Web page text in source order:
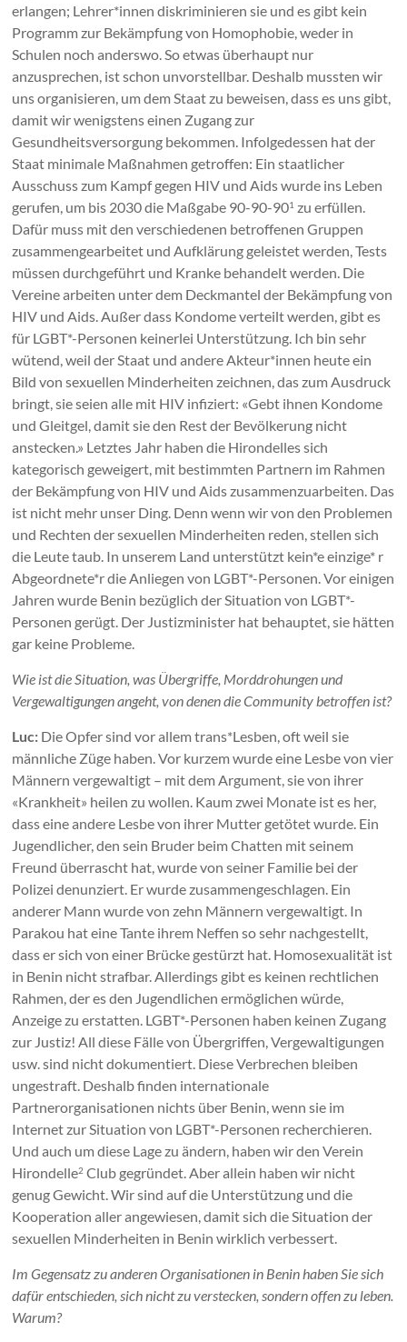
erlangen; Lehrer*innen diskriminieren sie und es gibt kein
Programm zur Bekämpfung von Homophobie, weder in
Schulen noch anderswo. So etwas überhaupt nur
anzusprechen, ist schon unvorstellbar. Deshalb mussten wir
uns organisieren, um dem Staat zu beweisen, dass es uns gibt,
damit wir wenigstens einen Zugang zur
Gesundheitsversorgung bekommen. Infolgedessen hat der
Staat minimale Maßnahmen getroffen: Ein staatlicher
Ausschuss zum Kampf gegen HIV und Aids wurde ins Leben
gerufen, um bis 2030 die Maßgabe 90-90-901 zu erfüllen.
Dafür muss mit den verschiedenen betroffenen Gruppen
zusammengearbeitet und Aufklärung geleistet werden, Tests
müssen durchgeführt und Kranke behandelt werden. Die
Vereine arbeiten unter dem Deckmantel der Bekämpfung von
HIV und Aids. Außer dass Kondome verteilt werden, gibt es
für LGBT*-Personen keinerlei Unterstützung. Ich bin sehr
wütend, weil der Staat und andere Akteur*innen heute ein
Bild von sexuellen Minderheiten zeichnen, das zum Ausdruck
bringt, sie seien alle mit HIV infiziert: «Gebt ihnen Kondome
und Gleitgel, damit sie den Rest der Bevölkerung nicht
anstecken.» Letztes Jahr haben die Hirondelles sich
kategorisch geweigert, mit bestimmten Partnern im Rahmen
der Bekämpfung von HIV und Aids zusammenzuarbeiten. Das
ist nicht mehr unser Ding. Denn wenn wir von den Problemen
und Rechten der sexuellen Minderheiten reden, stellen sich
die Leute taub. In unserem Land unterstützt kein*e einzige* r
Abgeordnete*r die Anliegen von LGBT*-Personen. Vor einigen
Jahren wurde Benin bezüglich der Situation von LGBT*-
Personen gerügt. Der Justizminister hat behauptet, sie hätten
gar keine Probleme.
Wie ist die Situation, was Übergriffe, Morddrohungen und
Vergewaltigungen angeht, von denen die Community betroffen ist?
Luc: Die Opfer sind vor allem trans*Lesben, oft weil sie
männliche Züge haben. Vor kurzem wurde eine Lesbe von vier
Männern vergewaltigt – mit dem Argument, sie von ihrer
«Krankheit» heilen zu wollen. Kaum zwei Monate ist es her,
dass eine andere Lesbe von ihrer Mutter getötet wurde. Ein
Jugendlicher, den sein Bruder beim Chatten mit seinem
Freund überrascht hat, wurde von seiner Familie bei der
Polizei denunziert. Er wurde zusammengeschlagen. Ein
anderer Mann wurde von zehn Männern vergewaltigt. In
Parakou hat eine Tante ihrem Neffen so sehr nachgestellt,
dass er sich von einer Brücke gestürzt hat. Homosexualität ist
in Benin nicht strafbar. Allerdings gibt es keinen rechtlichen
Rahmen, der es den Jugendlichen ermöglichen würde,
Anzeige zu erstatten. LGBT*-Personen haben keinen Zugang
zur Justiz! All diese Fälle von Übergriffen, Vergewaltigungen
usw. sind nicht dokumentiert. Diese Verbrechen bleiben
ungestraft. Deshalb finden internationale
Partnerorganisationen nichts über Benin, wenn sie im
Internet zur Situation von LGBT*-Personen recherchieren.
Und auch um diese Lage zu ändern, haben wir den Verein
Hirondelle2 Club gegründet. Aber allein haben wir nicht
genug Gewicht. Wir sind auf die Unterstützung und die
Kooperation aller angewiesen, damit sich die Situation der
sexuellen Minderheiten in Benin wirklich verbessert.
Im Gegensatz zu anderen Organisationen in Benin haben Sie sich
dafür entschieden, sich nicht zu verstecken, sondern offen zu leben.
Warum?